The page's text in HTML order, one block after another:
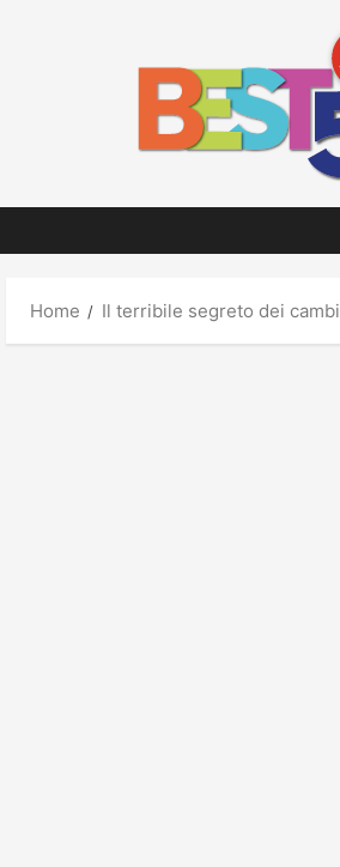
Home Il terribile segreto dei